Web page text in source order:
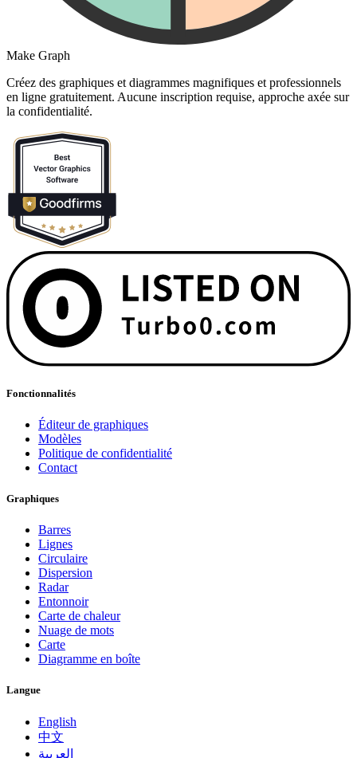
Make Graph
Créez des graphiques et diagrammes magnifiques et professionnels
en ligne gratuitement. Aucune inscription requise, approche axée sur
la confidentialité.
Fonctionnalités
Éditeur de graphiques
Modèles
Politique de confidentialité
Contact
Graphiques
Barres
Lignes
Circulaire
Dispersion
Radar
Entonnoir
Carte de chaleur
Nuage de mots
Carte
Diagramme en boîte
Langue
English
中文
العربية